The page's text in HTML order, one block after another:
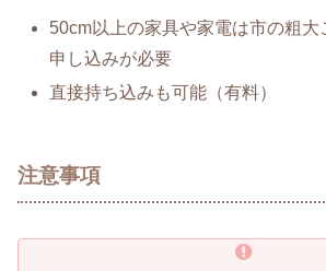
50cm以上の家具や家電は市の粗大
申し込みが必要
直接持ち込みも可能（有料）
注意事項